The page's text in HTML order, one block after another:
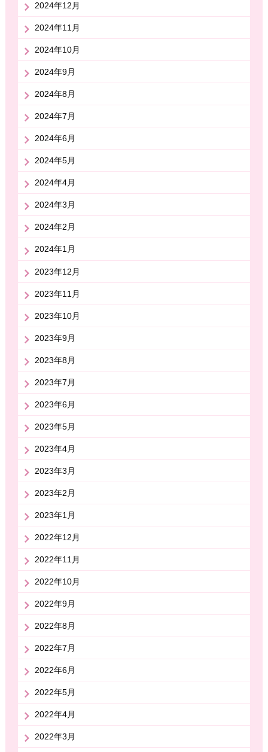
2024年12月
2024年11月
2024年10月
2024年9月
2024年8月
2024年7月
2024年6月
2024年5月
2024年4月
2024年3月
2024年2月
2024年1月
2023年12月
2023年11月
2023年10月
2023年9月
2023年8月
2023年7月
2023年6月
2023年5月
2023年4月
2023年3月
2023年2月
2023年1月
2022年12月
2022年11月
2022年10月
2022年9月
2022年8月
2022年7月
2022年6月
2022年5月
2022年4月
2022年3月